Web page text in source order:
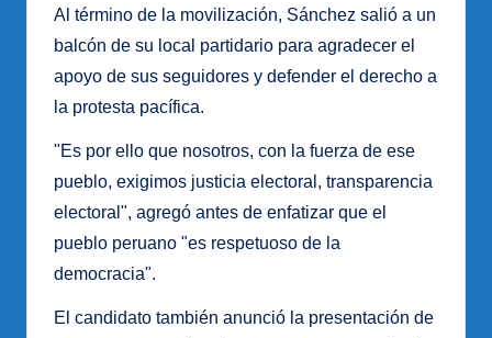
Al término de la movilización, Sánchez salió a un
balcón de su local partidario para agradecer el
apoyo de sus seguidores y defender el derecho a
la protesta pacífica.
"Es por ello que nosotros, con la fuerza de ese
pueblo, exigimos justicia electoral, transparencia
electoral", agregó antes de enfatizar que el
pueblo peruano "es respetuoso de la
democracia".
El candidato también anunció la presentación de